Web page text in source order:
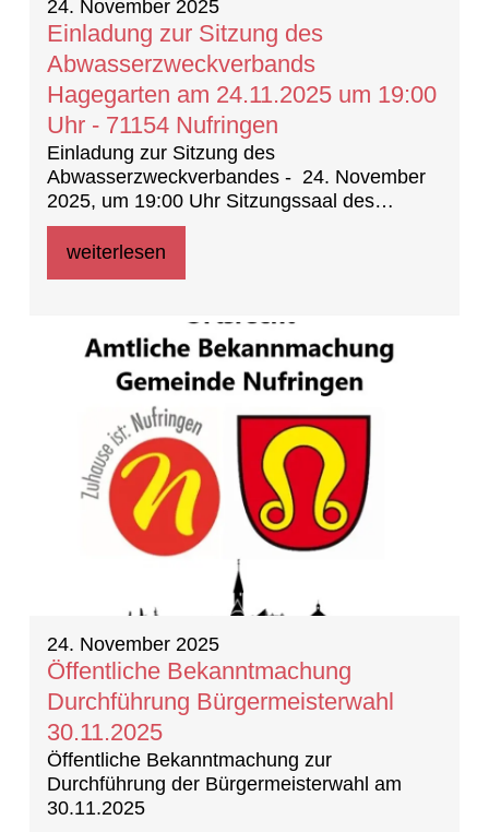
24. November 2025
Einladung zur Sitzung des
Abwasserzweckverbands
Hagegarten am 24.11.2025 um 19:00
Uhr - 71154 Nufringen
Einladung zur Sitzung des
Abwasserzweckverbandes - 24. November
2025, um 19:00 Uhr Sitzungssaal des
Rathauses Nufringen
weiterlesen
24. November 2025
Öffentliche Bekanntmachung
Durchführung Bürgermeisterwahl
30.11.2025
Öffentliche Bekanntmachung zur
Durchführung der Bürgermeisterwahl am
30.11.2025